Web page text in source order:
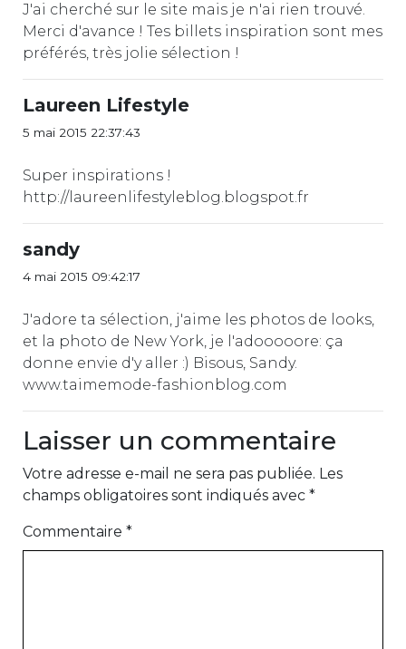
J'ai cherché sur le site mais je n'ai rien trouvé.
Merci d'avance ! Tes billets inspiration sont mes
préférés, très jolie sélection !
Laureen Lifestyle
5 mai 2015 22:37:43
Super inspirations !
http://laureenlifestyleblog.blogspot.fr
sandy
4 mai 2015 09:42:17
J'adore ta sélection, j'aime les photos de looks,
et la photo de New York, je l'adooooore: ça
donne envie d'y aller :) Bisous, Sandy.
www.taimemode-fashionblog.com
Laisser un commentaire
Votre adresse e-mail ne sera pas publiée. Les
champs obligatoires sont indiqués avec *
Commentaire *